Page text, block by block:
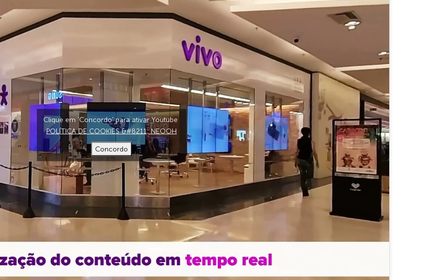
Clique em 'Concordo' para ativar Youtube
POLÍTICA DE COOKIES &#8211; NEOOH
Concordo